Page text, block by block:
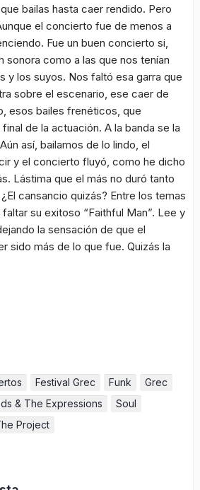
bailas hasta caer rendido. Pero
el concierto fue de menos a
Fue un buen concierto si,
sonora como a las que nos tenían
y los suyos. Nos faltó esa garra que
sobre el escenario, ese caer de
esos bailes frenéticos, que
de la actuación. A la banda se la
así, bailamos de lo lindo, el
y el concierto fluyó, como he dicho
Lástima que el más no duró tanto
cansancio quizás? Entre los temas
su exitoso “Faithful Man”. Lee y
la sensación de que el
sido más de lo que fue. Quizás la
Festival Grec Funk
Grec
& The Expressions
Soul
Project